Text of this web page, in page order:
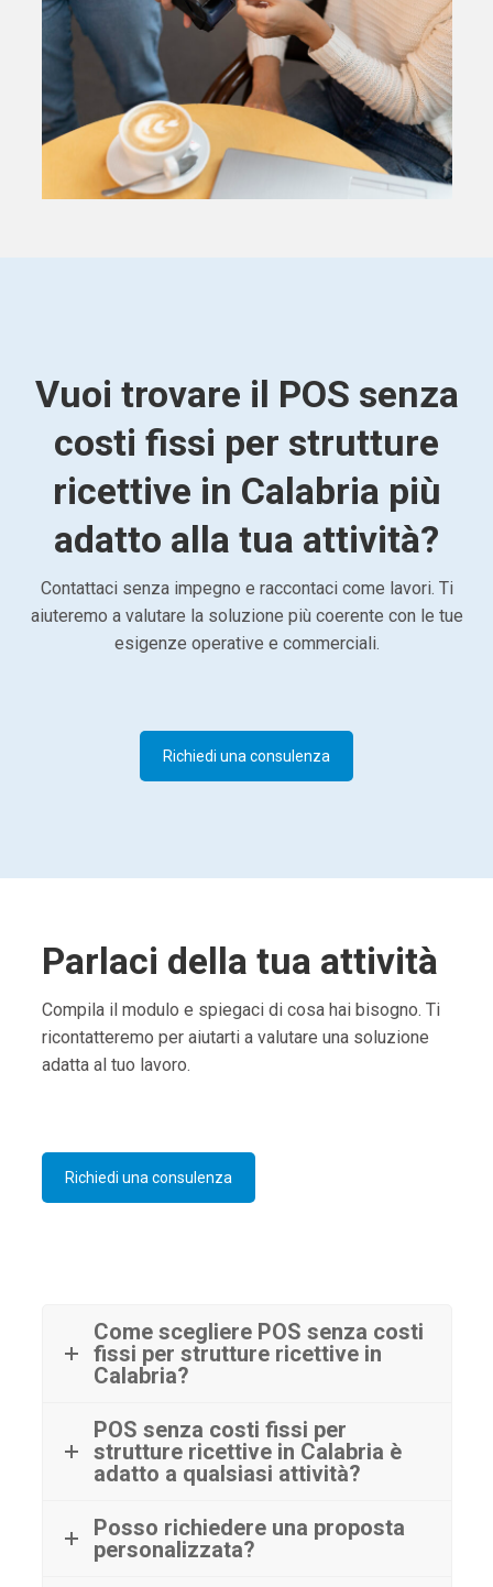
Vuoi trovare il POS senza
costi fissi per strutture
ricettive in Calabria più
adatto alla tua attività?
Contattaci senza impegno e raccontaci come lavori. Ti
aiuteremo a valutare la soluzione più coerente con le tue
esigenze operative e commerciali.
Richiedi una consulenza
Parlaci della tua attività
Compila il modulo e spiegaci di cosa hai bisogno. Ti
ricontatteremo per aiutarti a valutare una soluzione
adatta al tuo lavoro.
Richiedi una consulenza
Come scegliere POS senza costi
fissi per strutture ricettive in
Calabria?
POS senza costi fissi per
strutture ricettive in Calabria è
adatto a qualsiasi attività?
Posso richiedere una proposta
personalizzata?